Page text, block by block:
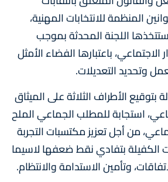
المنظمة للانتخابات المهنية،
اللجنة المحدثة بموجب
الاجتماعي، باعتبارها الفضاء الأمثل
وتحديد التعديلات.
الأطراف الثلاثة على الميثاق
استجابة للمطلب الجماعي الملح
من أجل تعزيز مكتسبات التجربة
الكفيلة بتفادي نقط ضعفها لاسيما
وتأمين الاستدامة والانتظام.